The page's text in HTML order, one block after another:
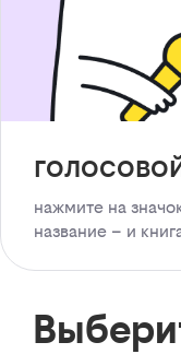
нажмите на
название – и